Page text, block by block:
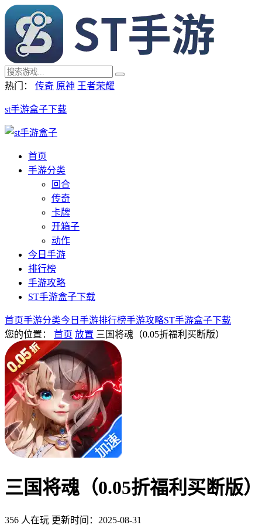
热门： 传奇 原神 王者荣耀
st手游盒子下载
首页
手游分类
回合
传奇
卡牌
开箱子
动作
今日手游
排行榜
手游攻略
ST手游盒子下载
首页手游分类今日手游排行榜手游攻略ST手游盒子下载
您的位置：
首页 放置 三国将魂（0.05折福利买断版）
三国将魂（0.05折福利买断版）
356 人在玩 更新时间：2025-08-31